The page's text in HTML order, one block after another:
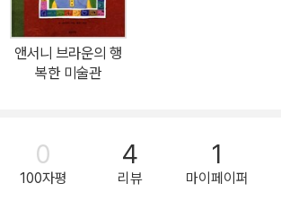
러한 구성은 아이들이 좀 더 그림책 속 공룡에게
니다. 이를 통해 유아는 책을 좋아하게 되고, 아끼게 됩
이 그림책의 가치가 더욱 높아지는 부분은 따로 있습니다.
을 하는 공룡을 보면서 아이는 말과 행동을 올
에 깨닫게 됩니다. 이 그림책은 어떠한 설교나
만, 우스꽝스러운 공룡의 반응을 통해 자연스럽
앤서니 브라운의 행
복한 미술관
0
100자평
4
리뷰
1
마이페이퍼